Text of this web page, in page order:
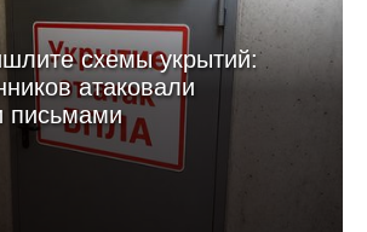
схемы укрытий:
атаковали
письмами